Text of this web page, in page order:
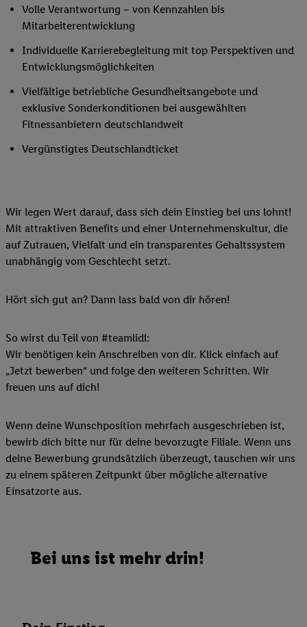
Volle Verantwortung – von Kennzahlen bis
Mitarbeiterentwicklung
Individuelle Karrierebegleitung mit top Perspektiven und
Entwicklungsmöglichkeiten
Vielfältige betriebliche Gesundheitsangebote und
exklusive Sonderkonditionen bei ausgewählten
Fitnessanbietern deutschlandweit
Vergünstigtes Deutschlandticket
Wir legen Wert darauf, dass sich dein Einstieg bei uns lohnt!
Mit attraktiven Benefits und einer Unternehmenskultur, die
auf Zutrauen, Vielfalt und ein transparentes Gehaltssystem
unabhängig vom Geschlecht setzt.
Hört sich gut an? Dann lass bald von dir hören!
So wirst du Teil von #teamlidl:
Wir benötigen kein Anschreiben von dir. Klick einfach auf
„Jetzt bewerben“ und folge den weiteren Schritten. Wir
freuen uns auf dich!
Wenn deine Wunschposition mehrfach ausgeschrieben ist,
bewirb dich bitte nur für deine bevorzugte Filiale. Wenn uns
deine Bewerbung grundsätzlich überzeugt, tauschen wir uns
zu einem späteren Zeitpunkt über mögliche alternative
Einsatzorte aus.
Bei uns ist mehr drin!